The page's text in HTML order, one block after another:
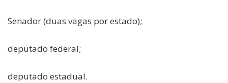
Senador (duas vagas por estado);
deputado federal;
deputado estadual.